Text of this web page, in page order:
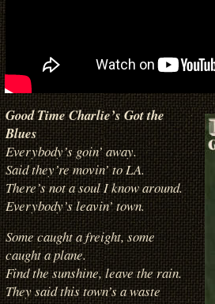
Good Time Charlie’s Got the
Blues
Everybody’s goin’ away.
Said they’re movin’ to LA.
There’s not a soul I know around.
Everybody’s leavin’ town.
Some caught a freight, some
caught a plane.
Find the sunshine, leave the rain.
They said this town’s a waste